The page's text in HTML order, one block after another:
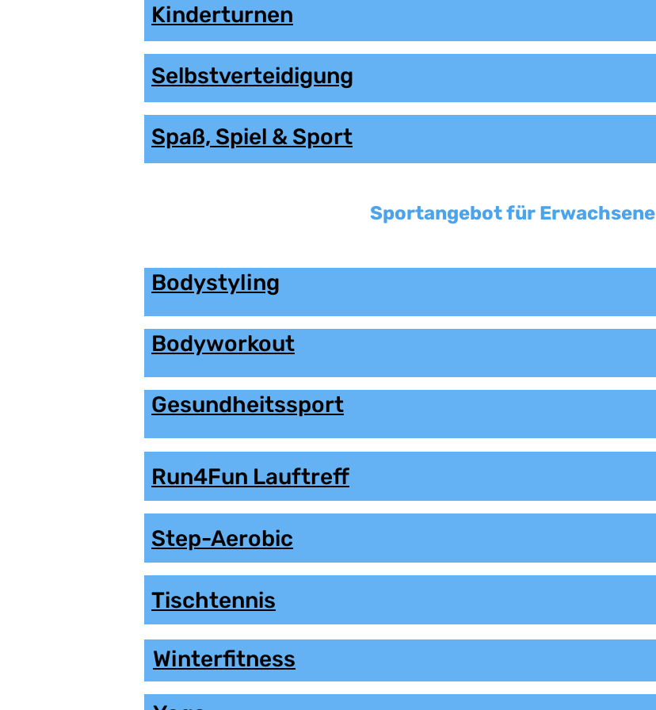
Kinderturnen
Selbstverteidigung
Spaß, Spiel & Sport
Sportangebot für Erwachsene
Bodystyling
Bodyworkout
Gesundheitssport
Run4Fun Lauftreff
Step-Aerobic
Tischtennis
Winterfitness